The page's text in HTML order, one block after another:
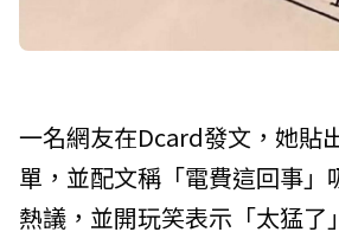
一名網友在Dcard發文，她貼
單，並配文稱「電費這回事」
熱議，並開玩笑表示「太猛了